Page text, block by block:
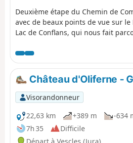
Deuxième étape du Chemin de
avec de beaux points de vue sur le
Lac de Conflans, qui nous fait
Château d'Oliferne -
Visorandonneur
22,63 km
+389 m
-634
7h 35
Difficile
Départ à Vescles (Jura)